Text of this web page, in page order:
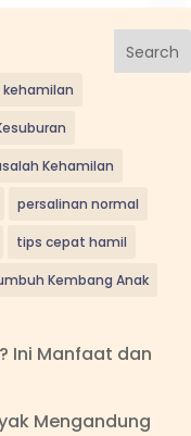
Search
kehamilan
Kehamilan
persalinan normal
tips cepat hamil
Kembang Anak
Ini Manfaat dan
Mengandung